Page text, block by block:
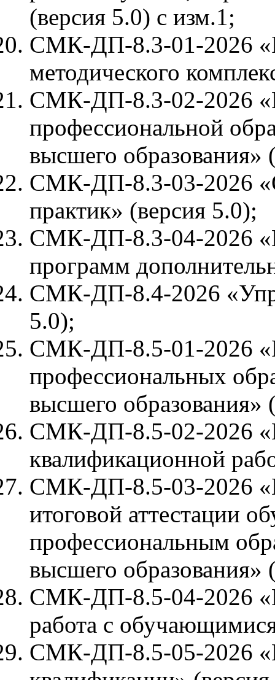
(версия 5.0) с изм.1;
СМК-ДП-8.3-01-2026
методического
СМК-ДП-8.3-02-2026
профессиональной
высшего образования»
СМК-ДП-8.3-03-2026
практик» (версия 5.0);
СМК-ДП-8.3-04-2026
программ
СМК-ДП-8.4-2026
5.0);
СМК-ДП-8.5-01-2026
профессиональных
высшего образования»
СМК-ДП-8.5-02-2026
квалификационной
СМК-ДП-8.5-03-2026
итоговой аттестации
профессиональным
высшего образования»
СМК-ДП-8.5-04-2026
работа с
СМК-ДП-8.5-05-2026